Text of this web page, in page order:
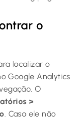
o
localizar o
Google Analytics
O
>
. Caso ele não